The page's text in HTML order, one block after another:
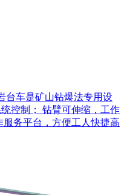
台车是矿山钻爆法专用设
控制； 钻臂可伸缩，工作
务平台，方便工人快捷高